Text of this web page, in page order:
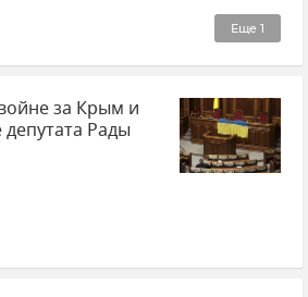
Еще 1
и поиск решений
за Крым и
Рады